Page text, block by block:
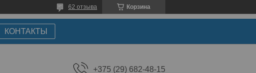
Корзина
62 отзыва
КОНТАКТЫ
+375 (29) 682-48-15